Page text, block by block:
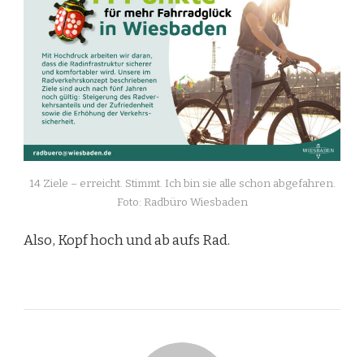
14 Ziele – erreicht. Stimmt. Ich bin sie alle schon abgefahren.
Foto: Radbüro Wiesbaden
Also, Kopf hoch und ab aufs Rad.